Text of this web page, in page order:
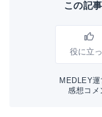
この記
役に立
MEDLEY
感想コメ